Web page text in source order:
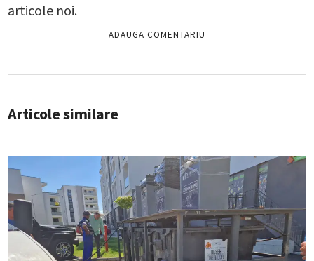
articole noi.
Articole similare